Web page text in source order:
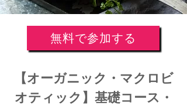
無料で参加する
【オーガニック・マクロビ
オティック】基礎コース・